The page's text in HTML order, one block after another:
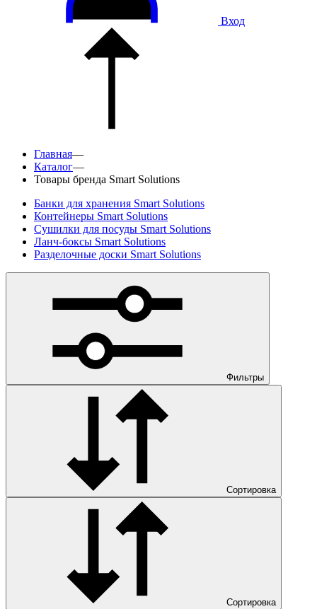
Вход
Главная—
Каталог—
Товары бренда Smart Solutions
Банки для хранения Smart Solutions
Контейнеры Smart Solutions
Сушилки для посуды Smart Solutions
Ланч-боксы Smart Solutions
Разделочные доски Smart Solutions
Фильтры
Сортировка
Сортировка